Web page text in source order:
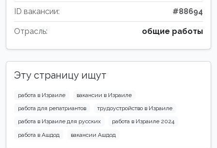
ID вакансии: #88694
Отрасль: общие работы
Эту страницу ищут
работа в Израиле
вакансии в Израиле
работа для репатриантов
трудоустройство в Израиле
работа в Израиле для русских
работа в Израиле 2024
работа в Ашдод
вакансии Ашдод